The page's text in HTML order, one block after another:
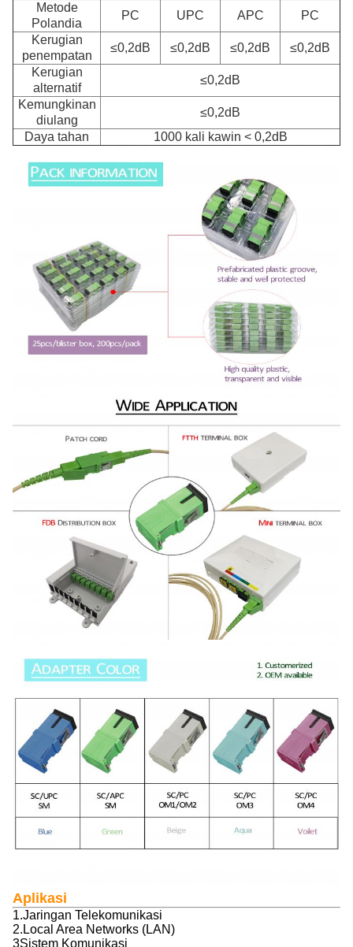
Metode
Polandia
PC UPC APC
PC
Kerugian
penempatan
≤0,2dB ≤0,2dB ≤0,2dB
≤0,2dB
Kerugian
alternatif
≤0,2dB
Kemungkinan
diulang
≤0,2dB
Daya tahan
1000 kali kawin < 0,2dB
Aplikasi
1.Jaringan Telekomunikasi
2.Local Area Networks (LAN)
3Sistem Komunikasi